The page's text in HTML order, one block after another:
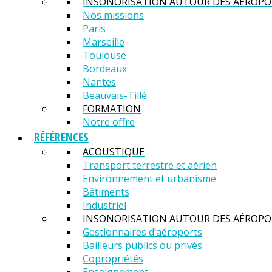
Nos missions
Paris
Marseille
Toulouse
Bordeaux
Nantes
Beauvais-Tillé
FORMATION
Notre offre
RÉFÉRENCES
ACOUSTIQUE
Transport terrestre et aérien
Environnement et urbanisme
Bâtiments
Industriel
INSONORISATION AUTOUR DES
Gestionnaires d’aéroports
Bailleurs publics ou privés
Copropriétés